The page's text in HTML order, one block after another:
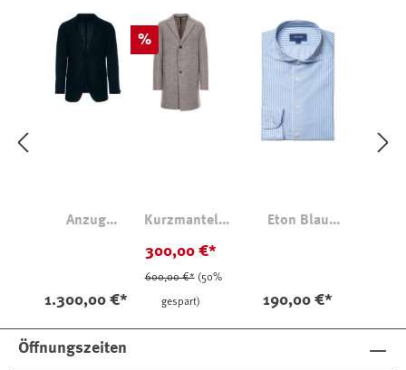
Anzug
1.300,00 €*
Rabatt
%
Kurzmantel
300,00 €*
600,00 €* (50%
gespart)
Eton Blau
190,00 €*
Öffnungszeiten